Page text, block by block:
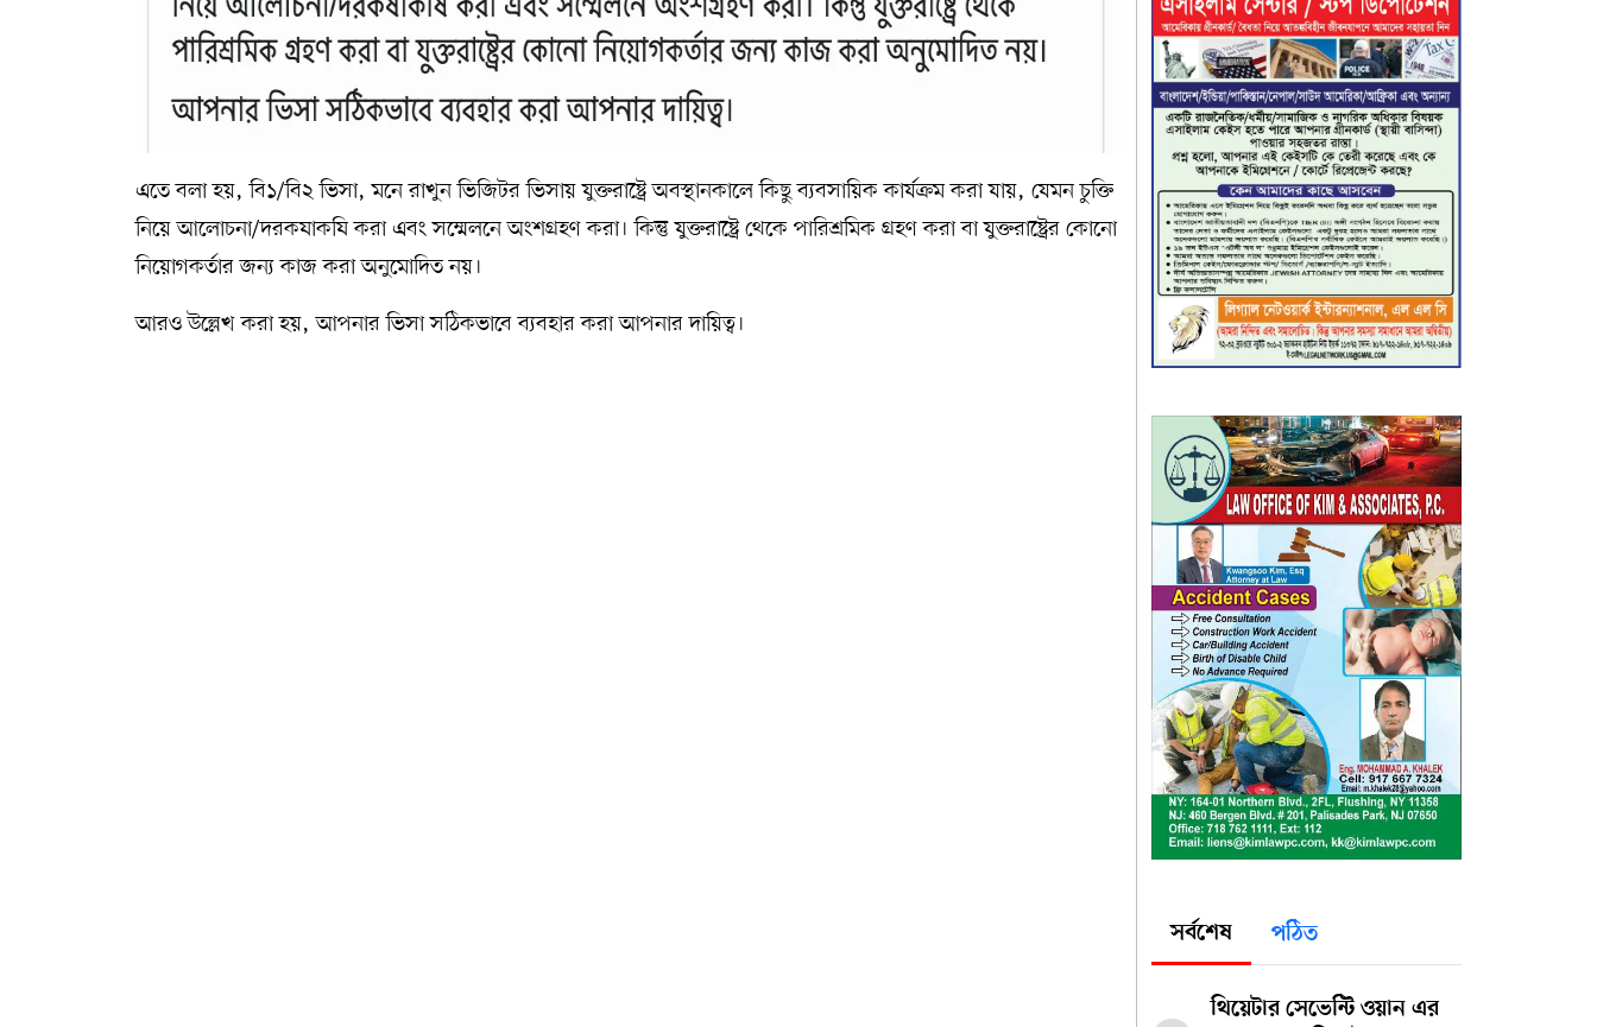
এতে বলা হয়, বি১/বি২ ভিসা, মনে রাখুন ভিজিটর ভিসায় যুক্তরাষ্ট্রে অবস্থানকালে কিছু ব্যবসায়িক কার্যক্রম করা যায়, যেমন চুক্তি
নিয়ে আলোচনা/দরকষাকষি করা এবং সম্মেলনে অংশগ্রহণ করা। কিন্তু যুক্তরাষ্ট্রে থেকে পারিশ্রমিক গ্রহণ করা বা যুক্তরাষ্ট্রের কোনো
নিয়োগকর্তার জন্য কাজ করা অনুমোদিত নয়।
আরও উল্লেখ করা হয়, আপনার ভিসা সঠিকভাবে ব্যবহার করা আপনার দায়িত্ব।
সর্বশেষ পঠিত
থিয়েটার সেভেন্টি ওয়ান এর